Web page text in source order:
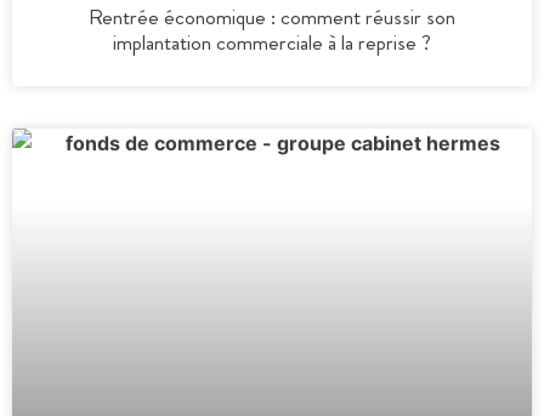
Rentrée économique : comment réussir son
implantation commerciale à la reprise ?